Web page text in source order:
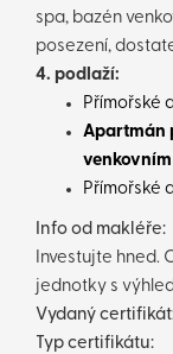
spa, bazén
posezení,
4. podlaží:
Přímořské
Apartmán
Přímořské
Info od makléře:
Investujte hned.
jednotky s
Vydaný
Typ certifikátu: